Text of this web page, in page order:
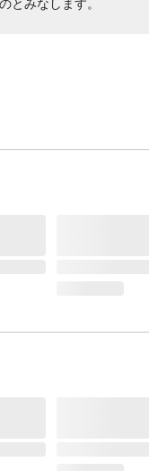
とみなします。